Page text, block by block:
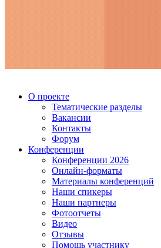
О проекте
Тематические разделы
Вакансии
Контакты
Форум
Конференции
Конференции 2026
Онлайн-форматы
Материалы конференций
Наши спикеры
Наши партнеры
Фотоотчеты
Видео
Отзывы
Помощь участнику